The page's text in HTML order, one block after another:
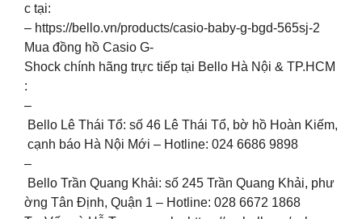
c tại:
– https://bello.vn/products/casio-baby-g-bgd-565sj-2
Mua đồng hồ Casio G-
Shock chính hãng trực tiếp tại Bello Hà Nội & TP.HCM
:
–
Bello Lê Thái Tổ: số 46 Lê Thái Tổ, bờ hồ Hoàn Kiếm,
cạnh báo Hà Nội Mới – Hotline: 024 6686 9898
–
Bello Trần Quang Khải: số 245 Trần Quang Khải, phư
ờng Tân Định, Quận 1 – Hotline: 028 6672 1868